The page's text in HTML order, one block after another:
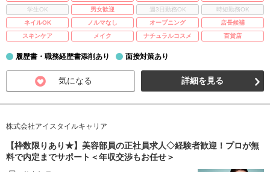
学生OK
男女歓迎 週3日勤務OK
時短勤務OK
ネイルOK
ノルマなし オープニング
店長候補
スキンケア
メイク ナチュラルコスメ 百貨店
履歴書・職務経歴書添削あり 面接対策あり
気になる 詳細を見る
株式会社アイスタイルキャリア
【枠数限りあり★】美容部員の正社員求人◇経験者歓迎！プロが無
料で内定までサポート＜年収交渉もお任せ＞